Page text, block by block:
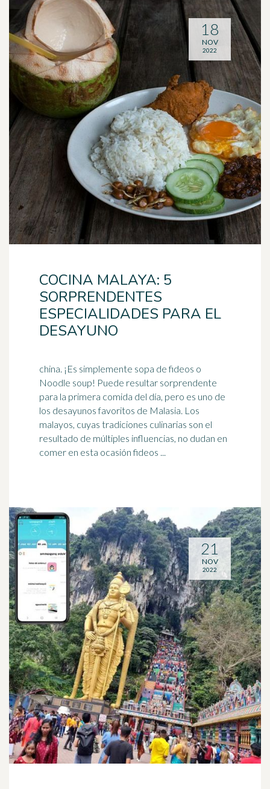
COCINA MALAYA: 5
SORPRENDENTES
ESPECIALIDADES PARA EL
DESAYUNO
china. ¡Es simplemente sopa de fideos o
Noodle soup! Puede resultar sorprendente
para la primera comida del día, pero es uno de
los desayunos favoritos de Malasia. Los
malayos, cuyas tradiciones culinarias son el
resultado de múltiples influencias, no dudan en
comer en esta ocasión fideos ...
18
NOV
2022
21
NOV
2022